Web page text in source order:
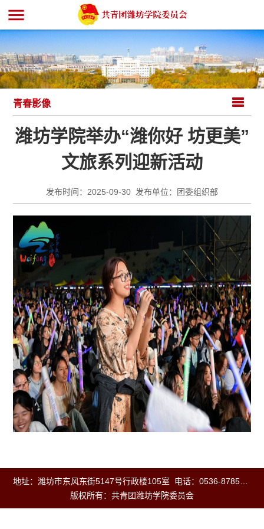
menu
青春影像
潍坊学院举办“潍你好 坊更美”
文旅系列迎新活动
发布时间：2025-09-30 发布单位：团委组织部
地址：潍坊市东风东街5147号行政楼105室 电话：0536-8785701 邮编：261061
版权所有：共青团潍坊学院委员会